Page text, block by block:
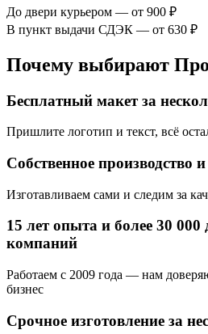
До двери курьером — от 900 ₽
В пункт выдачи СДЭК — от 630 ₽
Почему выбирают
Бесплатный макет за
Пришлите логотип и текст, всё
Собственное производство
Изготавливаем сами и следим за
15 лет опыта и более 30
компаний
Работаем с 2009 года — нам
бизнес
Срочное изготовление за